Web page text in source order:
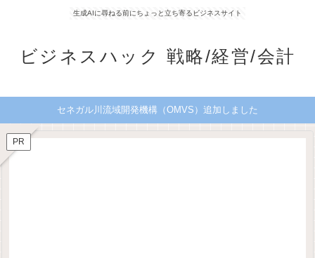
生成AIに尋ねる前にちょっと立ち寄るビジネスサイト
ビジネスハック 戦略/経営/会計
セネガル川流域開発機構（OMVS）追加しました
PR